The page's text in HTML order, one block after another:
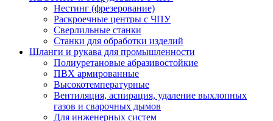
Нестинг (фрезерование)
Раскроечные центры с ЧПУ
Сверлильные станки
Станки для обработки изделий
Шланги и рукава для промышленности
Полиуретановые абразивостойкие
ПВХ армированные
Высокотемпературные
Вентиляция, аспирация, удаление выхлопных
газов и сварочных дымов
Для инженерных систем